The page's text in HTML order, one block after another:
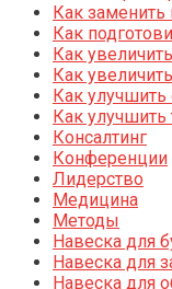
Как заменить
Как
Как
Как
Как
Как улучшить
Консалтинг
Конференции
Лидерство
Медицина
Методы
Навеска для
Навеска для
Навеска для